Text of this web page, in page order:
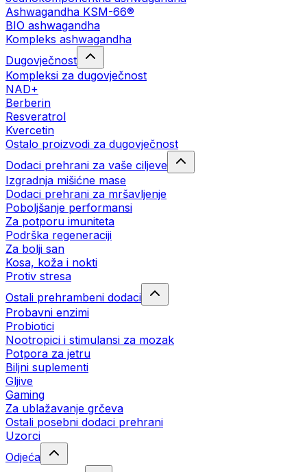
Ashwagandha KSM-66®
BIO ashwagandha
Kompleks ashwagandha
Dugovječnost
Kompleksi za dugovječnost
NAD+
Berberin
Resveratrol
Kvercetin
Ostalo proizvodi za dugovječnost
Dodaci prehrani za vaše ciljeve
Izgradnja mišićne mase
Dodaci prehrani za mršavljenje
Poboljšanje performansi
Za potporu imuniteta
Podrška regeneraciji
Za bolji san
Kosa, koža i nokti
Protiv stresa
Ostali prehrambeni dodaci
Probavni enzimi
Probiotici
Nootropici i stimulansi za mozak
Potpora za jetru
Biljni suplementi
Gljive
Gaming
Za ublažavanje grčeva
Ostali posebni dodaci prehrani
Uzorci
Odjeća